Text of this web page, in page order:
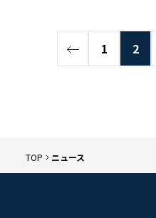
1 2
TOP ニュース